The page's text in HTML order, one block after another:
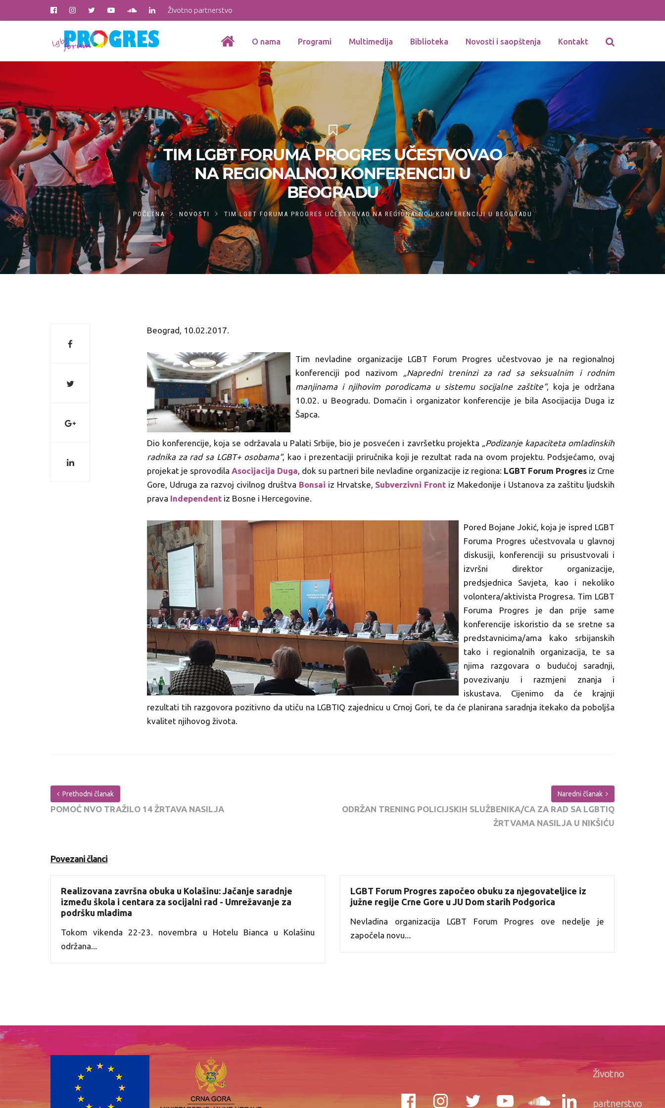
Životno partnerstvo
O nama Programi Multimedija Biblioteka Novosti i saopštenja Kontakt
TIM LGBT FORUMA PROGRES UČESTVOVAO
NA REGIONALNOJ KONFERENCIJI U
BEOGRADU
POČETNA NOVOSTI TIM LGBT FORUMA PROGRES UČESTVOVAO NA REGIONALNOJ KONFERENCIJI U BEOGRADU
Beograd, 10.02.2017.
Tim nevladine organizacije LGBT Forum Progres učestvovao je na regionalnoj
konferenciji pod nazivom „Napredni treninzi za rad sa seksualnim i rodnim
manjinama i njihovim porodicama u sistemu socijalne zaštite“, koja je održana
10.02. u Beogradu. Domaćin i organizator konferencije je bila Asocijacija Duga iz
Šapca.
Dio konferencije, koja se održavala u Palati Srbije, bio je posvećen i završetku projekta „Podizanje kapaciteta omladinskih
radnika za rad sa LGBT+ osobama“, kao i prezentaciji priručnika koji je rezultat rada na ovom projektu. Podsjećamo, ovaj
projekat je sprovodila Asocijacija Duga, dok su partneri bile nevladine organizacije iz regiona: LGBT Forum Progres iz Crne
Gore, Udruga za razvoj civilnog društva Bonsai iz Hrvatske, Subverzivni Front iz Makedonije i Ustanova za zaštitu ljudskih
prava Independent iz Bosne i Hercegovine.
Pored Bojane Jokić, koja je ispred LGBT
Foruma Progres učestvovala u glavnoj
diskusiji, konferenciji su prisustvovali i
izvršni direktor organizacije,
predsjednica Savjeta, kao i nekoliko
volontera/aktivista Progresa. Tim LGBT
Foruma Progres je dan prije same
konferencije iskoristio da se sretne sa
predstavnicima/ama kako srbijanskih
tako i regionalnih organizacija, te sa
njima razgovara o budućoj saradnji,
povezivanju i razmjeni znanja i
iskustava. Cijenimo da će krajnji
rezultati tih razgovora pozitivno da utiču na LGBTIQ zajednicu u Crnoj Gori, te da će planirana saradnja itekako da poboljša
kvalitet njihovog života.
Prethodni članak
POMOĆ NVO TRAŽILO 14 ŽRTAVA NASILJA
Naredni članak
ODRŽAN TRENING POLICIJSKIH SLUŽBENIKA/CA ZA RAD SA LGBTIQ
ŽRTVAMA NASILJA U NIKŠIĆU
Povezani članci
Realizovana završna obuka u Kolašinu: Jačanje saradnje
između škola i centara za socijalni rad - Umrežavanje za
podršku mladima
Tokom vikenda 22-23. novembra u Hotelu Bianca u Kolašinu
održana...
LGBT Forum Progres započeo obuku za njegovateljice iz
južne regije Crne Gore u JU Dom starih Podgorica
Nevladina organizacija LGBT Forum Progres ove nedelje je
započela novu...
Životno
partnerstvo